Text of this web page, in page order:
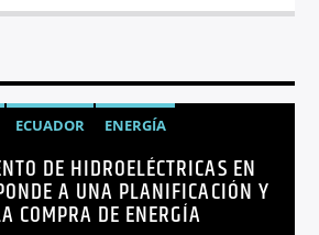
ECUADOR
ENERGÍA
NOTICIAS
DE HIDROELÉCTRICAS EN
A UNA PLANIFICACIÓN Y
COMPRA DE ENERGÍA